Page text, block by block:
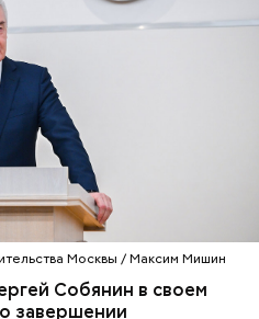
Москвы / Максим Мишин
Собянин в своем
завершении
МОСКВА
учеников 5–7-х
, еще 17 получили
конкурсе